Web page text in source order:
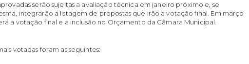
serão sujeitas a avaliação técnica em janeiro próximo e, se
integrarão a listagem de propostas que irão a votação final. Em março
a votação final e a inclusão no Orçamento da Câmara Municipal.
votadas foram as seguintes: